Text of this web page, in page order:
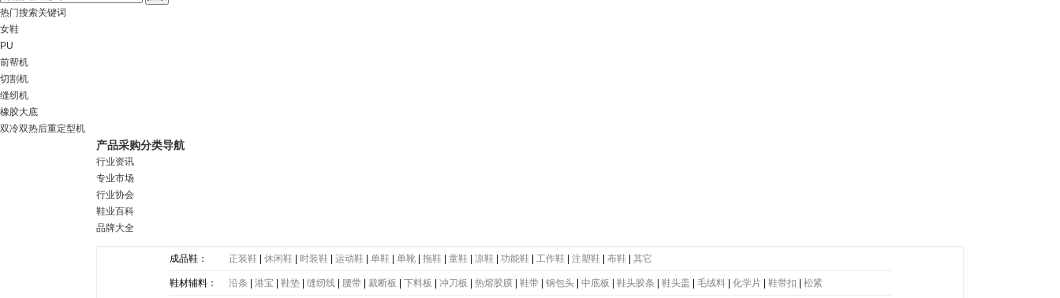
热门搜索关键词
女鞋
PU
前帮机
切割机
缝纫机
橡胶大底
双冷双热后重定型机
产品采购分类导航
行业资讯
专业市场
行业协会
鞋业百科
品牌大全
成品鞋： 正装鞋| 休闲鞋| 时装鞋| 运动鞋| 单鞋| 单靴| 拖鞋| 童鞋| 凉鞋| 功能鞋| 工作鞋| 注塑鞋| 布鞋| 其它
鞋材辅料： 沿条 港宝 鞋垫| 缝纫线| 腰带| 裁断板 下料板 冲刀板 热熔胶膜 鞋带| 钢包头| 中底板 鞋头胶条 鞋头盖 毛绒料| 化学片| 鞋带扣 松紧